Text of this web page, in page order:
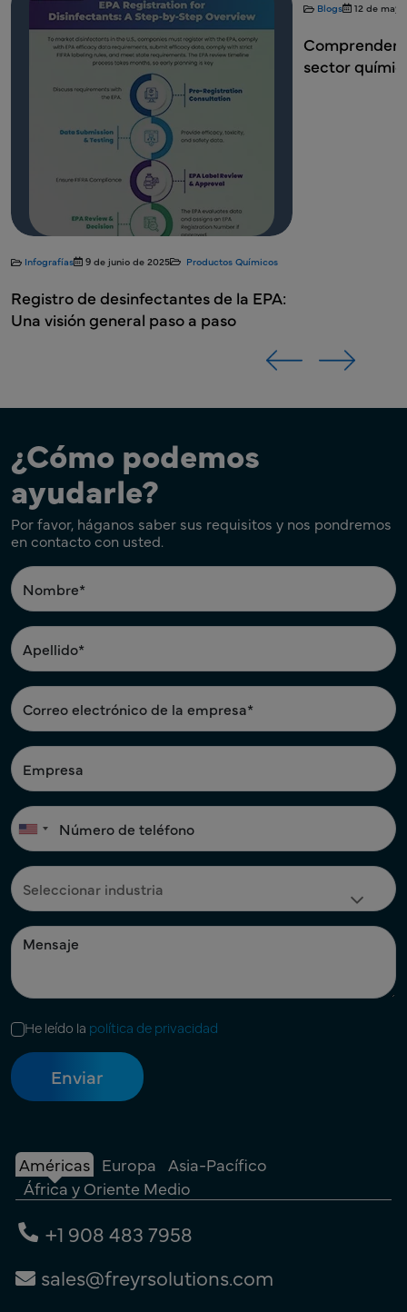
12 de mayo de 2025 Productos Químicos
Comprender el impacto de TSCA en el
sector químico
Infografías 2
Lista de
de la EPA:
¿Cómo podemos
ayudarle?
Por favor, háganos saber sus requisitos y nos pondremos
en contacto con usted.
He leído la política de privacidad
Américas Europa Asia-Pacífico
África y Oriente Medio
+1 908 483 7958
sales@freyrsolutions.com